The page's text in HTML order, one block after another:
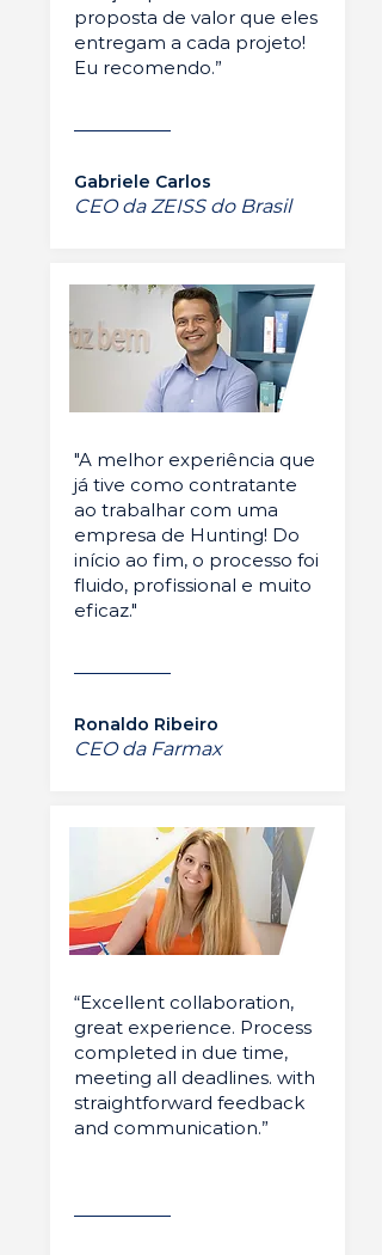
proposta de valor que eles
entregam a cada projeto!
Eu recomendo.”
Gabriele Carlos
CEO da ZEISS do Brasil
"A melhor experiência que
já tive como contratante
ao trabalhar com uma
empresa de Hunting! Do
início ao fim, o processo foi
fluido, profissional e muito
eficaz."
Ronaldo Ribeiro
CEO da Farmax
“Excellent collaboration,
great experience. Process
completed in due time,
meeting all deadlines. with
straightforward feedback
and communication.”